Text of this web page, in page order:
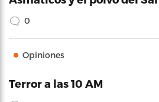
0
Opiniones
Terror a las 10 AM